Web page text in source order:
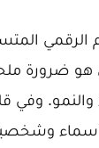
الرقمي
هو ضرورة
وفي
أسماء